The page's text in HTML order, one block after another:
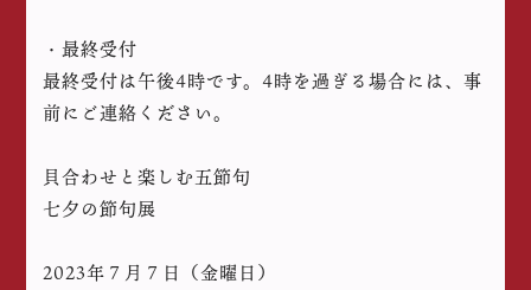
・最終受付
最終受付は午後4時です。4時を過ぎる場合には、事
前にご連絡ください。
貝合わせと楽しむ五節句
七夕の節句展
2023年７月７日（金曜日）